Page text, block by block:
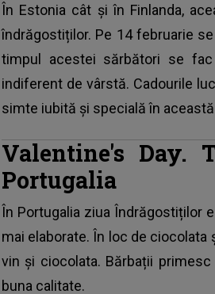
În Estonia cât și în Finlanda,
îndrăgostiților. Pe 14 februarie
timpul acestei sărbători se
indiferent de vârstă. Cadourile
simte iubită și specială în
Valentine's Day.
Portugalia
În Portugalia ziua Îndrăgostiților
mai elaborate. În loc de
vin și ciocolata. Bărbații
buna calitate.